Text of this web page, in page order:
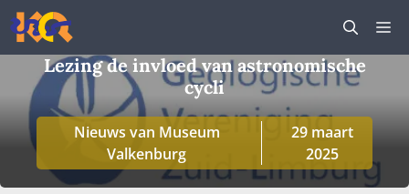
Ga
naar
de
inhoudLezing de invloed van astronomische
cycli
Nieuws van Museum
Valkenburg
29 maart
2025